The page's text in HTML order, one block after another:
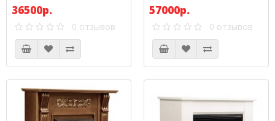
36500р.
0 отзывов
57000р.
0 отзывов